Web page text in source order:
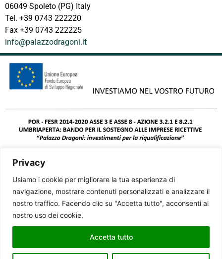
Privacy
Usiamo i cookie per migliorare la tua esperienza di
navigazione, mostrare contenuti personalizzati e analizzare il
nostro traffico. Facendo clic su "Accetta tutto", acconsenti al
nostro uso dei cookie.
Accetta tutto
06049 Spoleto (PG) Italy
Tel. +39 0743 222220
Fax +39 0743 222225
info@palazzodragoni.it
© 2025 Palazzo Dragoni - VAT IT01579470541 - CIN